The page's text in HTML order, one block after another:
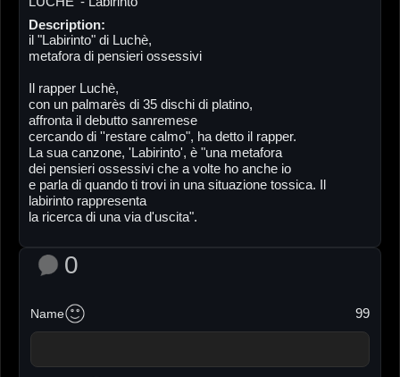
Description:
il "Labirinto" di Luchè,
metafora di pensieri ossessivi
Il rapper Luchè,
con un palmarès di 35 dischi di platino,
affronta il debutto sanremese
cercando di ''restare calmo", ha detto il rapper.
La sua canzone, 'Labirinto', è "una metafora
dei pensieri ossessivi che a volte ho anche io
e parla di quando ti trovi in una situazione tossica. Il
labirinto rappresenta
la ricerca di una via d'uscita".
0
Name 99